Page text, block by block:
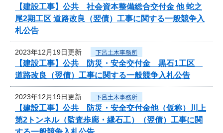
【建設工事】公共 社会資本整備総合交付金 他 蛇之
尾2期工区 道路改良（翌債）工事に関する一般競争入
札公告
2023年12月19日更新 下呂土木事務所
【建設工事】公共 防災・安全交付金 黒石1工区
道路改良（翌債）工事に関する一般競争入札公告
2023年12月19日更新 下呂土木事務所
【建設工事】公共 防災・安全交付金他（仮称）川上
第2トンネル（監査歩廊・縁石工）（翌債）工事に関